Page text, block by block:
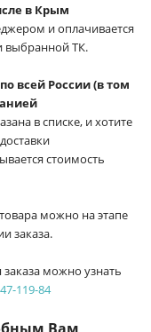
в Крым
и оплачивается
выбранной ТК.
всей России (в том
в списке, и хотите
стоимость
можно на этапе
заказа.
можно узнать
119-84